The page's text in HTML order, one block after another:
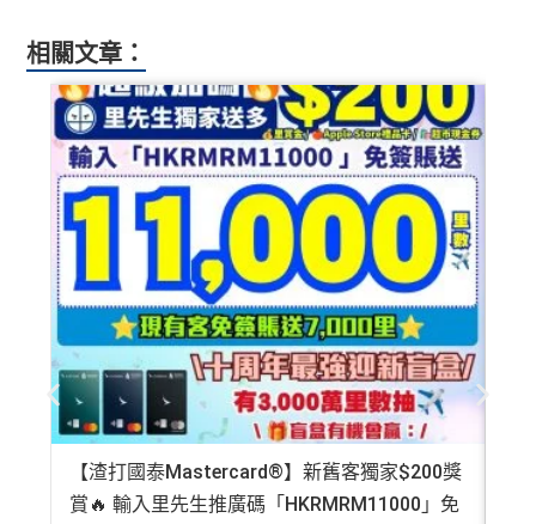
相關文章：
【渣打國泰Mastercard®】新舊客獨家$200獎
賞🔥 輸入里先生推廣碼「HKRMRM11000」免